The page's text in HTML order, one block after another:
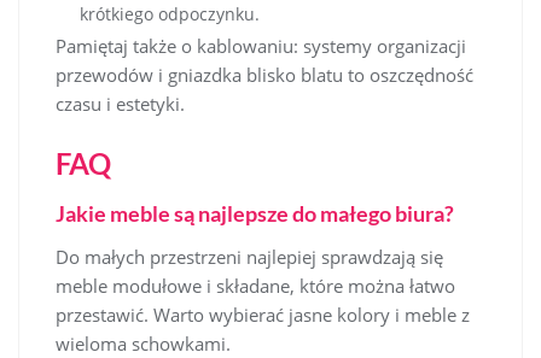
krótkiego odpoczynku.
Pamiętaj także o kablowaniu: systemy organizacji
przewodów i gniazdka blisko blatu to oszczędność
czasu i estetyki.
FAQ
Jakie meble są najlepsze do małego biura?
Do małych przestrzeni najlepiej sprawdzają się
meble modułowe i składane, które można łatwo
przestawić. Warto wybierać jasne kolory i meble z
wieloma schowkami.